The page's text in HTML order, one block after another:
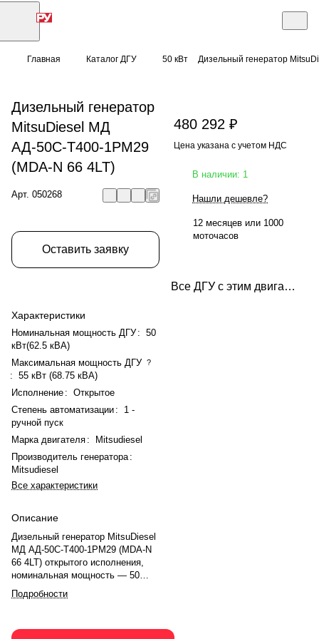
Главная Каталог ДГУ 50 кВт Дизельный генератор
Дизельный генератор
MitsuDiesel МД
АД-50С-Т400-1РМ29
(MDA-N 66 4LT)
Арт. 050268
Оставить заявку
Характеристики
Номинальная мощность ДГУ : 50
кВт(62.5 кВА)
Максимальная мощность ДГУ ?
: 55 кВт (68.75 кВА)
Исполнение : Открытое
Степень автоматизации :
1 -
ручной пуск
Марка двигателя :
Mitsudiesel
Производитель генератора :
Mitsudiesel
Все характеристики
Описание
Дизельный генератор MitsuDiesel
МД АД-50С-Т400-1РМ29 (MDA-N
66 4LT) открытого исполнения,
номинальная мощность — 50
кВт(62.5 кВА), максимальная —
55 кВт (68.75 кВА). Двигатель
Подробности
480 292 ₽
Цена указана с учетом НДС
В наличии: 1
Нашли дешевле?
12 месяцев или 1000
моточасов
Все ДГУ с этим двигателем